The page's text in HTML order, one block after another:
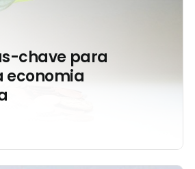
chave para
economia